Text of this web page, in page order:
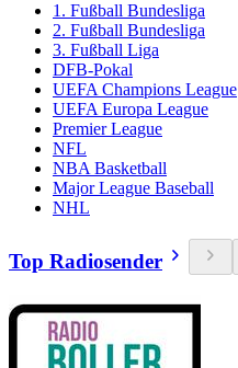
1. Fußball Bundesliga
2. Fußball Bundesliga
3. Fußball Liga
DFB-Pokal
UEFA Champions League
UEFA Europa League
Premier League
NFL
NBA Basketball
Major League Baseball
NHL
Top Radiosender